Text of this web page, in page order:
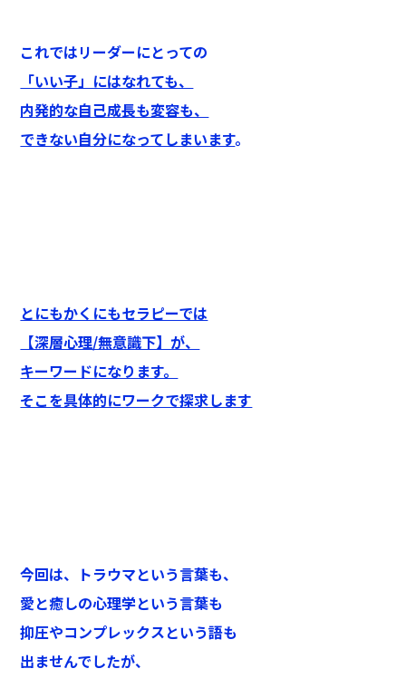
これではリーダーにとっての
「いい子」にはなれても、
内発的な自己成長も変容も、
できない自分になってしまいます。
とにもかくにもセラピーでは
【深層心理/無意識下】が、
キーワードになります。
そこを具体的にワークで探求します
今回は、トラウマという言葉も、
愛と癒しの心理学という言葉も
抑圧やコンプレックスという語も
出ませんでしたが、